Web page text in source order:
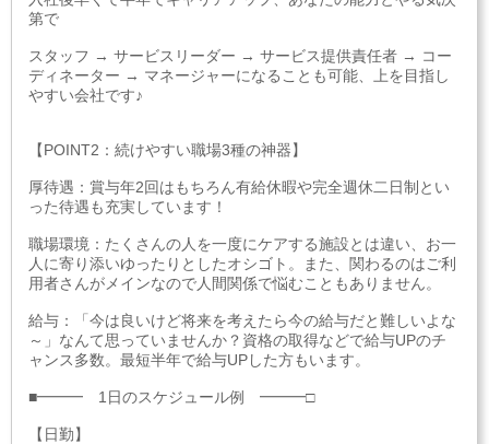
第で
スタッフ → サービスリーダー → サービス提供責任者 → コー
ディネーター → マネージャーになることも可能、上を目指し
やすい会社です♪
【POINT2：続けやすい職場3種の神器】
厚待遇：賞与年2回はもちろん有給休暇や完全週休二日制とい
った待遇も充実しています！
職場環境：たくさんの人を一度にケアする施設とは違い、お一
人に寄り添いゆったりとしたオシゴト。また、関わるのはご利
用者さんがメインなので人間関係で悩むこともありません。
給与：「今は良いけど将来を考えたら今の給与だと難しいよな
～」なんて思っていませんか？資格の取得などで給与UPのチ
ャンス多数。最短半年で給与UPした方もいます。
■━━━ 1日のスケジュール例 ━━━□
【日勤】